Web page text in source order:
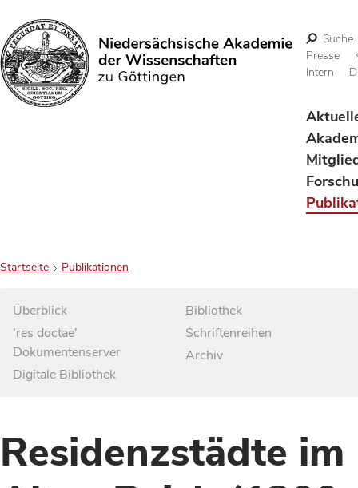
Suchen
Suche
Presse
Intern
Startseite Publikationen
Überblick
'res doctae'
Dokumentenserver
Digitale Bibliothek
Bibliothek
Schriftenreihen
Archiv
Residenzstädte im